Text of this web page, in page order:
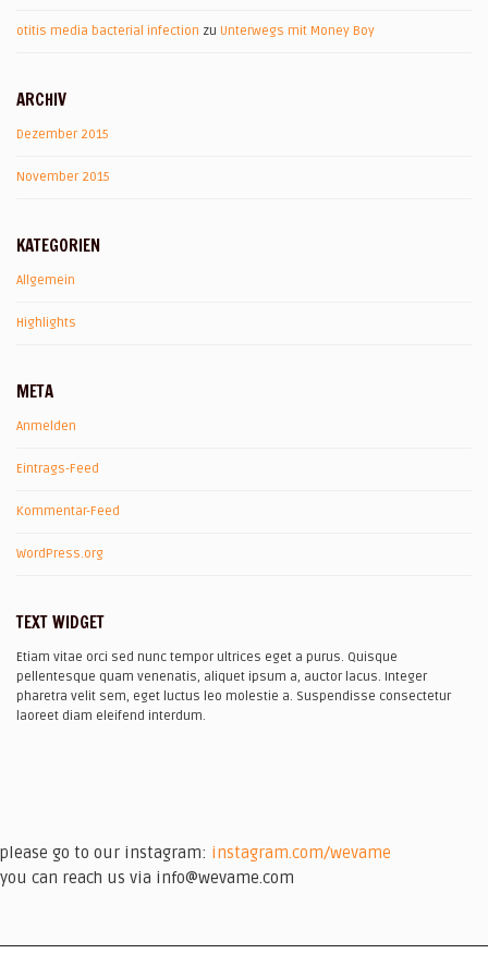
otitis media bacterial infection zu Unterwegs mit Money Boy
ARCHIV
Dezember 2015
November 2015
KATEGORIEN
Allgemein
Highlights
META
Anmelden
Eintrags-Feed
Kommentar-Feed
WordPress.org
TEXT WIDGET
Etiam vitae orci sed nunc tempor ultrices eget a purus. Quisque
pellentesque quam venenatis, aliquet ipsum a, auctor lacus. Integer
pharetra velit sem, eget luctus leo molestie a. Suspendisse consectetur
laoreet diam eleifend interdum.
please go to our instagram: instagram.com/wevame
you can reach us via info@wevame.com